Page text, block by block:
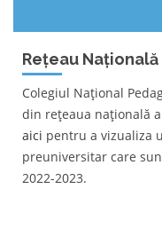
Rețeau
Colegiul Național
din rețeaua națională
aici pentru a vizualiza
preuniversitar care
2022-2023.